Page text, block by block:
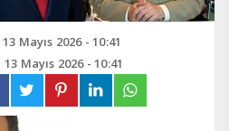
13 Mayıs 2026 - 10:41
13 Mayıs 2026 - 10:41